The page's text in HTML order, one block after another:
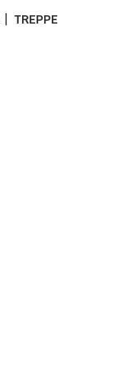
TREPPE